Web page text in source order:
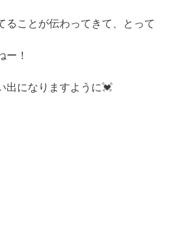
ることが伝わってきて、とって
！
出になりますように💓